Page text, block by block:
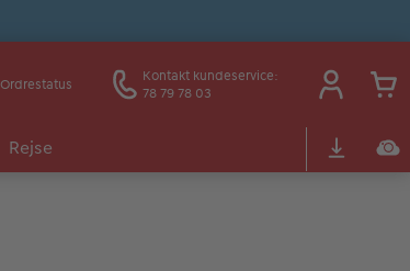
Ordrestatus
Kontakt kundeservice:
78 79 78 03
Rejse